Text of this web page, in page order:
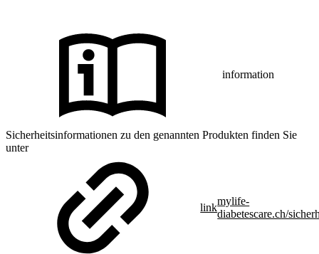
information
Sicherheitsinformationen zu den genannten Produkten finden Sie
unter
link
mylife-
diabetescare.ch/